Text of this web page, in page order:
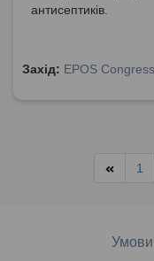
антисептиків.
Захід: EPOS
1
Умови